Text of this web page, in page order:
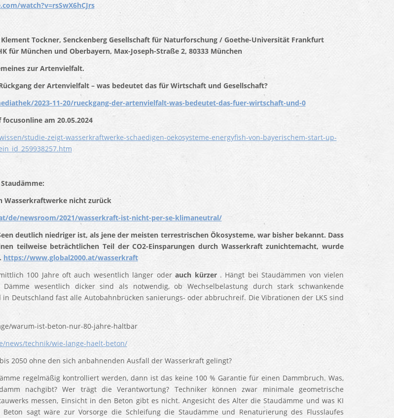
watch?v=rsSwX6hCJrs
Tockner, Senckenberg Gesellschaft für Naturforschung / Goethe-Universität Frankfurt
für München und Oberbayern, Max-Joseph-Straße 2, 80333 München
zur Artenvielfalt.
der Artenvielfalt – was bedeutet das für Wirtschaft und Gesellschaft?
2023-11-20/rueckgang-der-artenvielfalt-was-bedeutet-das-fuer-wirtschaft-und-0
am 20.05.2024
studie-zeigt-wasserkraftwerke-schaedigen-oekosysteme-energyfish-von-bayerischem-start-up-
Wasserkraftwerke nicht zurück
de/newsroom/2021/wasserkraft-ist-nicht-per-se-klimaneutral/
deutlich niedriger ist, als jene der meisten terrestrischen Ökosysteme, war bisher bekannt. Dass
teilweise beträchtlichen Teil der CO2-Einsparungen durch Wasserkraft zunichtemacht, wurde
https://www.global2000.at/wasserkraft
100 Jahre oft auch wesentlich länger oderauch kürzer. Hängt bei Staudämmen von vielen
wesentlich dicker sind als notwendig, ob Wechselbelastung durch stark schwankende
in Deutschland fast alle Autobahnbrücken sanierungs- oder abbruchreif. Die Vibrationen der LKS sind
warum-ist-beton-nur-80-jahre-haltbar
news/technik/wie-lange-haelt-beton/
2050 ohne den sich anbahnenden Ausfall der Wasserkraft gelingt?
regelmäßig kontrolliert werden, dann ist das keine 100 % Garantie für einen Dammbruch. Was,
nachgibt? Wer trägt die Verantwortung? Techniker können zwar minimale geometrische
messen, Einsicht in den Beton gibt es nicht. Angesicht des Alter die Staudämme und was KI
sagt wäre zur Vorsorge die Schleifung die Staudämme und Renaturierung des Flusslaufes